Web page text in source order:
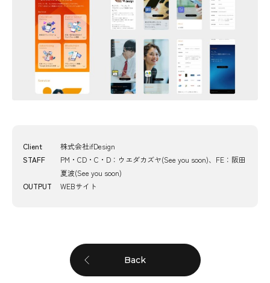
Client
株式会社ifDesign
STAFF
PM・CD・C・D：ウエダカズヤ(See you soon)、FE：阪田
夏波(See you soon)
OUTPUT
WEBサイト
Back